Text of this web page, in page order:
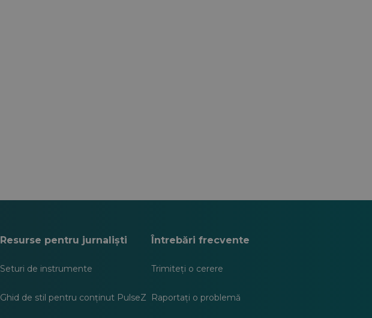
Resurse pentru jurnaliști
Seturi de instrumente
Ghid de stil pentru conținut PulseZ
Întrebări frecvente
Trimiteți o cerere
Raportați o problemă